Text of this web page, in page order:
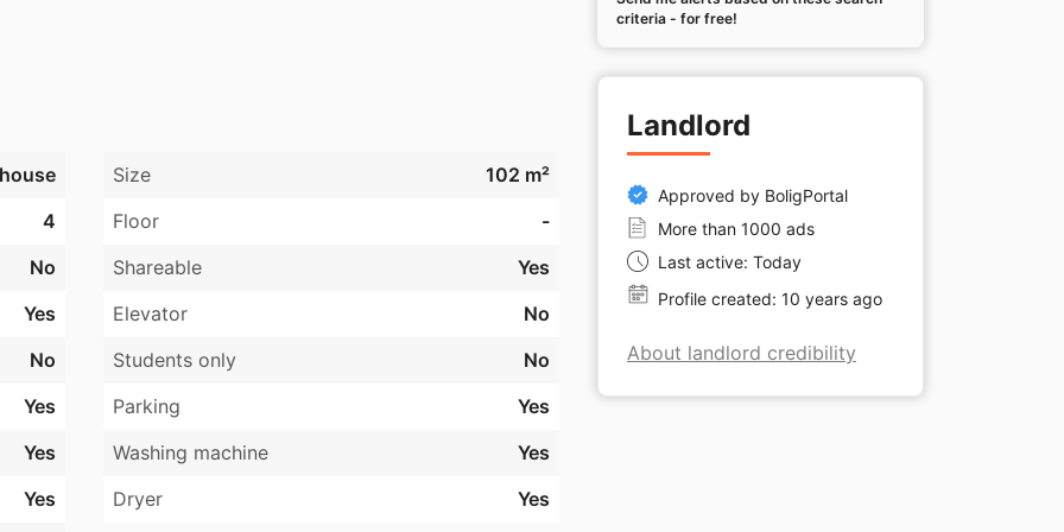
via udlejningskonsulenten. Kontakt os for mere
flere parkeringspladser i området.
Size
102 m²
4 Floor
-
No Shareable
Yes
Yes Elevator
No
No Students only
No
Yes Parking
Yes
Yes Washing machine
Yes
Yes Dryer
Yes
criteria - for free!
Landlord
Approved by BoligPortal
More than 1000 ads
Last active: Today
Profile created: 10 years ago
About landlord credibility